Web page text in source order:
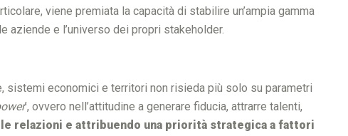
viene premiata la capacità di stabilire un’ampia gamma
aziende e l’universo dei propri stakeholder.
sistemi economici e territori non risieda più solo su parametri
’, ovvero nell’attitudine a generare fiducia, attrarre talenti,
relazioni e attribuendo una priorità strategica a fattori